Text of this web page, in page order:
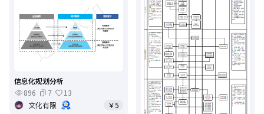
信息化规划分析
896
7
13
文化有限
￥5